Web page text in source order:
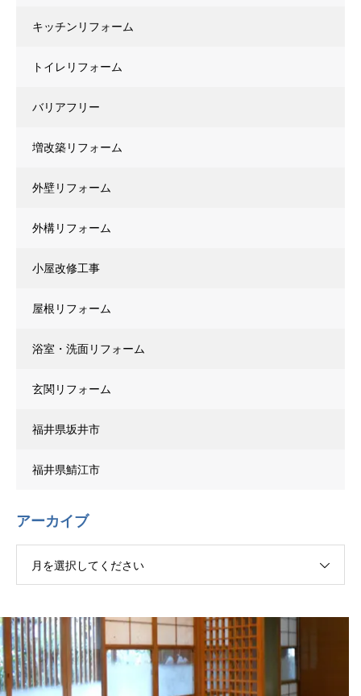
キッチンリフォーム
トイレリフォーム
バリアフリー
増改築リフォーム
外壁リフォーム
外構リフォーム
小屋改修工事
屋根リフォーム
浴室・洗面リフォーム
玄関リフォーム
福井県坂井市
福井県鯖江市
アーカイブ
月を選択してください